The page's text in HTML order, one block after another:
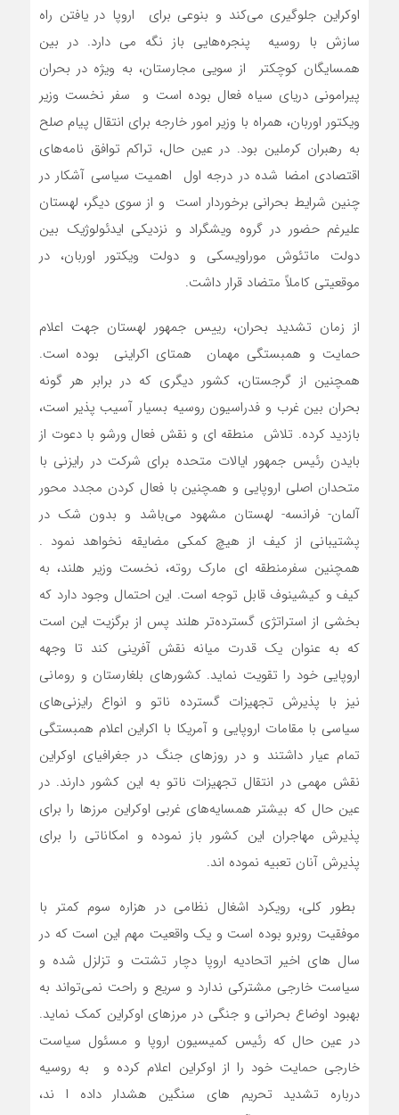
اوکراین جلوگیری می‌کند و بنوعی برای اروپا در یافتن راه
سازش با روسیه پنجره‌هایی باز نگه می دارد. در بین
همسایگان کوچکتر از سویی مجارستان، به ویژه در بحران
پیرامونی دریای سیاه فعال بوده است و سفر نخست وزیر
ویکتور اوربان، همراه با وزیر امور خارجه برای انتقال پیام صلح
به رهبران کرملین بود. در عین حال، تراکم توافق نامه‌های
اقتصادی امضا شده در درجه اول اهمیت سیاسی آشکار در
چنین شرایط بحرانی برخوردار است و از سوی دیگر، لهستان
علیرغم حضور در گروه ویشگراد و نزدیکی ایدئولوژیک بین
دولت ماتئوش موراویسکی و دولت ویکتور اوربان، در
موقعیتی کاملاً متضاد قرار داشت.
از زمان تشدید بحران، رییس جمهور لهستان جهت اعلام
حمایت و همبستگی مهمان همتای اکراینی بوده است.
همچنین از گرجستان، کشور دیگری که در برابر هر گونه
بحران بین غرب و فدراسیون روسیه بسیار آسیب پذیر است،
بازدید کرده. تلاش منطقه ای و نقش فعال ورشو با دعوت از
بایدن رئیس جمهور ایالات متحده برای شرکت در رایزنی با
متحدان اصلی اروپایی و همچنین با فعال کردن مجدد محور
آلمان- فرانسه- لهستان مشهود می‌باشد و بدون شک در
پشتیبانی از کیف از هیچ کمکی مضایقه نخواهد نمود .
همچنین سفرمنطقه ای مارک روته، نخست وزیر هلند، به
کیف و کیشینوف قابل توجه است. این احتمال وجود دارد که
بخشی از استراتژی گسترده‌تر هلند پس از برگزیت این است
که به عنوان یک قدرت میانه نقش آفرینی کند تا وجهه
اروپایی خود را تقویت نماید. کشورهای بلغارستان و رومانی
نیز با پذیرش تجهیزات گسترده ناتو و انواع رایزنی‌های
سیاسی با مقامات اروپایی و آمریکا با اکراین اعلام همبستگی
تمام عیار داشتند و در روزهای جنگ در جغرافیای اوکراین
نقش مهمی در انتقال تجهیزات ناتو به این کشور دارند. در
عین حال که بیشتر همسایه‌های غربی اوکراین مرزها را برای
پذیرش مهاجران این کشور باز نموده و امکاناتی را برای
پذیرش آنان تعبیه نموده اند.
بطور کلی، رویکرد اشغال نظامی در هزاره سوم کمتر با
موفقیت روبرو بوده است و یک واقعیت مهم این است که در
سال های اخیر اتحادیه اروپا دچار تشتت و تزلزل شده و
سیاست خارجی مشترکی ندارد و سریع و راحت نمی‌تواند به
بهبود اوضاع بحرانی و جنگی در مرزهای اوکراین کمک نماید.
در عین حال که رئیس کمیسیون اروپا و مسئول سیاست
خارجی حمایت خود را از اوکراین اعلام کرده و به روسیه
درباره تشدید تحریم های سنگین هشدار داده ا ند،